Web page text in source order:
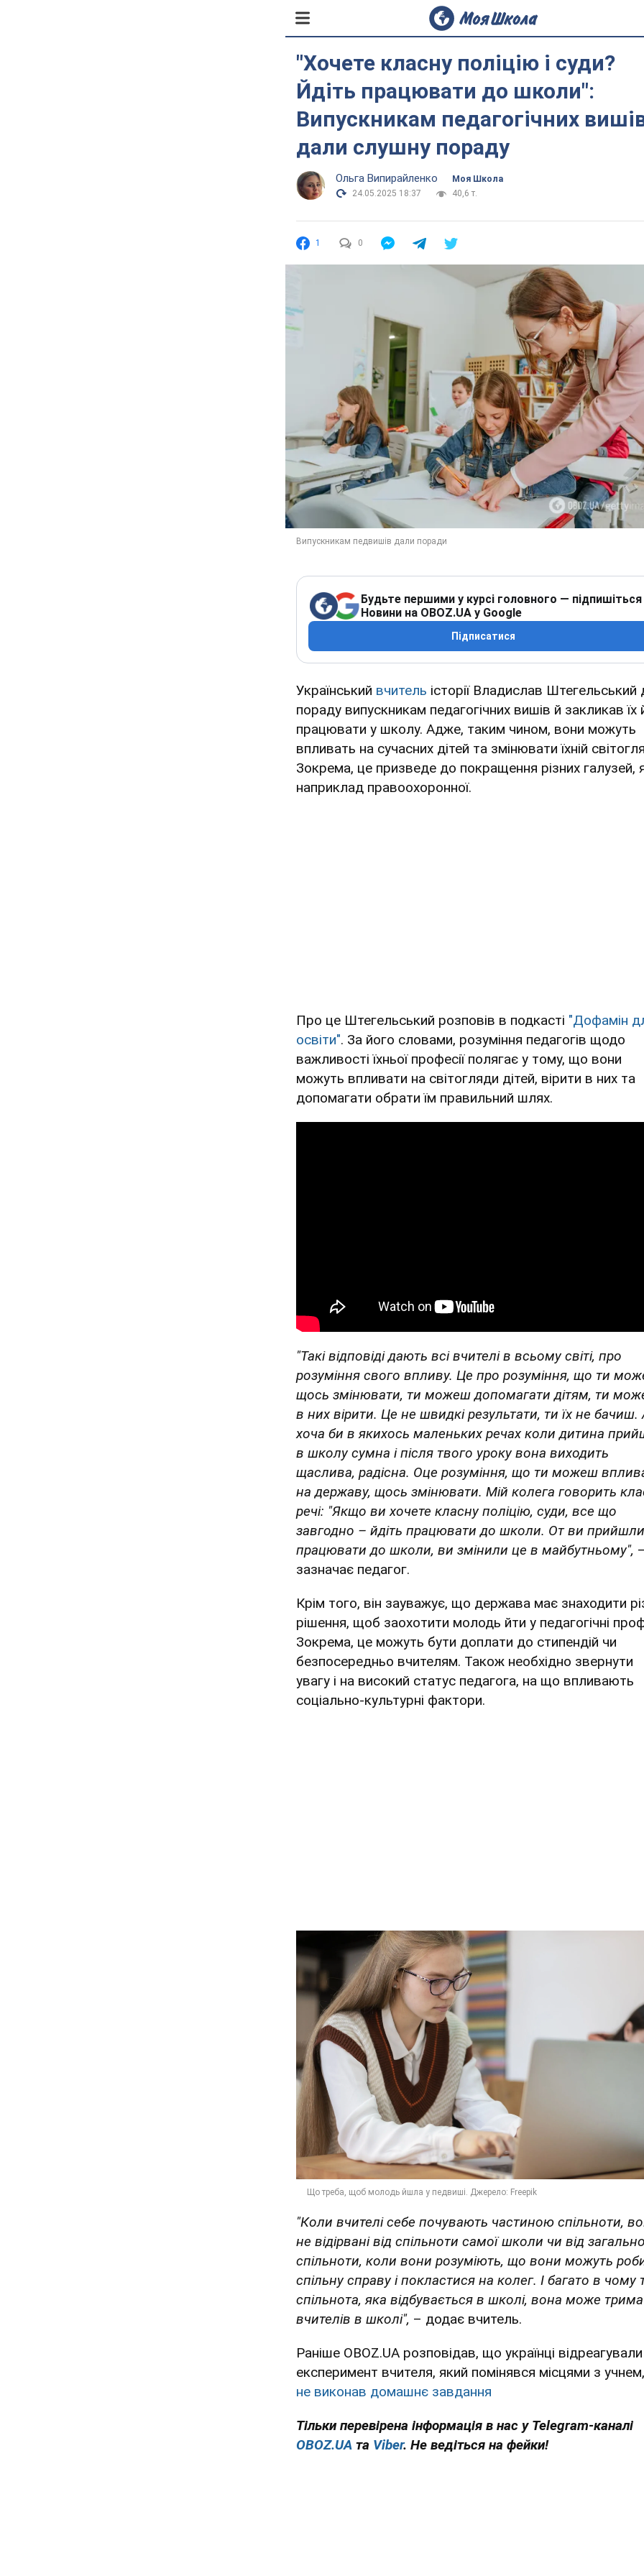
"Хочете класну поліцію і суди?
Йдіть працювати до школи":
Випускникам педагогічних
дали слушну пораду
Ольга Випирайленко
Моя Школа
24.05.2025 18:37
40,6 т.
1 0
Будьте першими у курсі головного — підпишіться
Новини на OBOZ.UA у Google
Підписатися
Український вчитель історії Владислав Штегельський
пораду випускникам педагогічних вишів й закликав їх
працювати у школу. Адже, таким чином, вони можуть
впливать на сучасних дітей та змінювати їхній
Зокрема, це призведе до покращення різних галузей,
наприклад правоохоронної.
Про це Штегельський розповів в подкасті "Дофамін
освіти". За його словами, розуміння педагогів щодо
важливості їхньої професії полягає у тому, що вони
можуть впливати на світогляди дітей, вірити в них та
допомагати обрати їм правильний шлях.
"Такі відповіді дають всі вчителі в всьому світі, про
розуміння свого впливу. Це про розуміння, що ти
щось змінювати, ти можеш допомагати дітям, ти
в них вірити. Це не швидкі результати, ти їх не бачиш.
хоча би в якихось маленьких речах коли дитина
в школу сумна і після твого уроку вона виходить
щаслива, радісна. Оце розуміння, що ти можеш
на державу, щось змінювати. Мій колега говорить
речі: "Якщо ви хочете класну поліцію, суди, все що
завгодно – йдіть працювати до школи. От ви прийшли
працювати до школи, ви змінили це в майбутньому",
зазначає педагог.
Крім того, він зауважує, що держава має знаходити
рішення, щоб заохотити молодь йти у педагогічні
Зокрема, це можуть бути доплати до стипендій чи
безпосередньо вчителям. Також необхідно звернути
увагу і на високий статус педагога, на що впливають
соціально-культурні фактори.
"Коли вчителі себе почувають частиною спільноти,
не відірвані від спільноти самої школи чи від
спільноти, коли вони розуміють, що вони можуть
спільну справу і покластися на колег. І багато в чому
спільнота, яка відбувається в школі, вона може
вчителів в школі", – додає вчитель.
Раніше OBOZ.UA розповідав, що українці
експеримент вчителя, який помінявся місцями з
не виконав домашнє завдання
Тільки перевірена інформація в нас у Telegram-каналі
OBOZ.UA та Viber. Не ведіться на фейки!